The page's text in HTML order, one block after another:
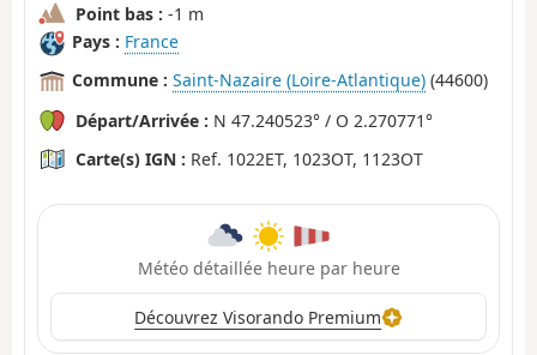
Point bas : -1 m
Pays : France
Commune : Saint-Nazaire (Loire-Atlantique) (44600)
Départ/Arrivée : N 47.240523° / O 2.270771°
Carte(s) IGN : Ref. 1022ET, 1023OT, 1123OT
Météo détaillée heure par heure
Découvrez Visorando Premium